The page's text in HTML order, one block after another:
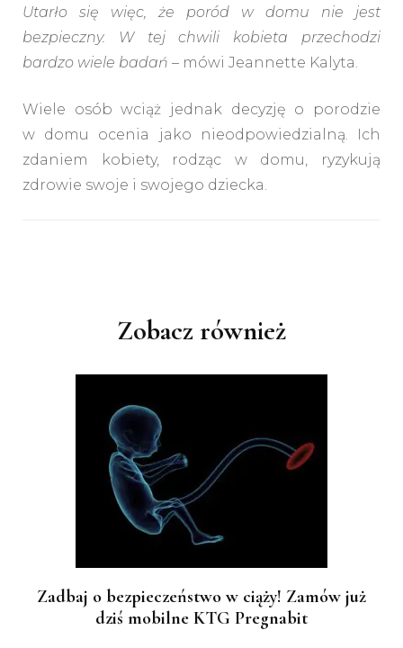
Utarło się więc, że poród w domu nie jest
bezpieczny. W tej chwili kobieta przechodzi
bardzo wiele badań – mówi Jeannette Kalyta.
Wiele osób wciąż jednak decyzję o porodzie
w domu ocenia jako nieodpowiedzialną. Ich
zdaniem kobiety, rodząc w domu, ryzykują
zdrowie swoje i swojego dziecka.
Zobacz również
Zadbaj o bezpieczeństwo w ciąży! Zamów już
dziś mobilne KTG Pregnabit